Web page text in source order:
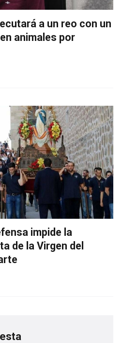
a un reo con un
animales por
impide la
de la Virgen del